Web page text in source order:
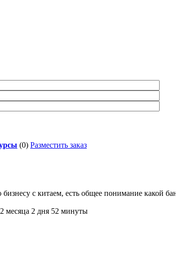
(0) Разместить заказ
с китаем, есть общее понимание какой
месяца 2 дня 52 минуты